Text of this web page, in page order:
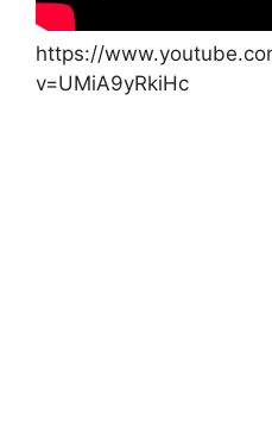
https://
v=UMiA9yRkiHc